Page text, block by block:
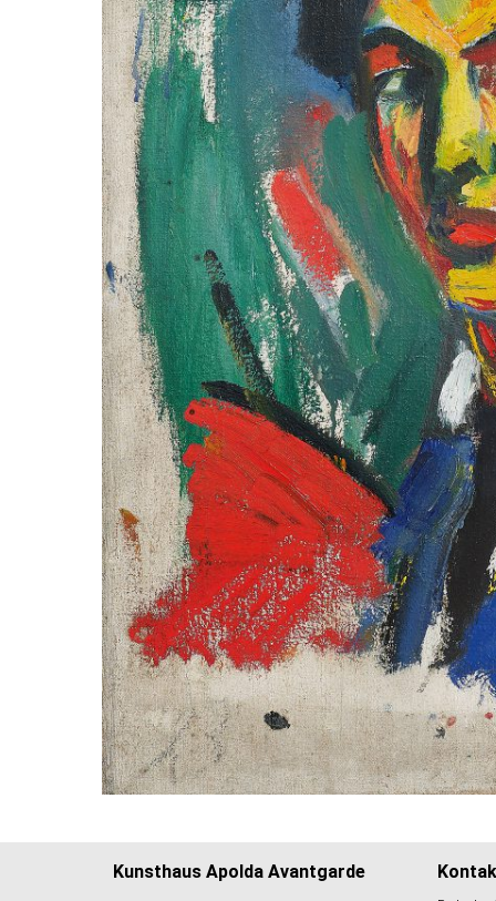
Kunsthaus Apolda Avantgarde